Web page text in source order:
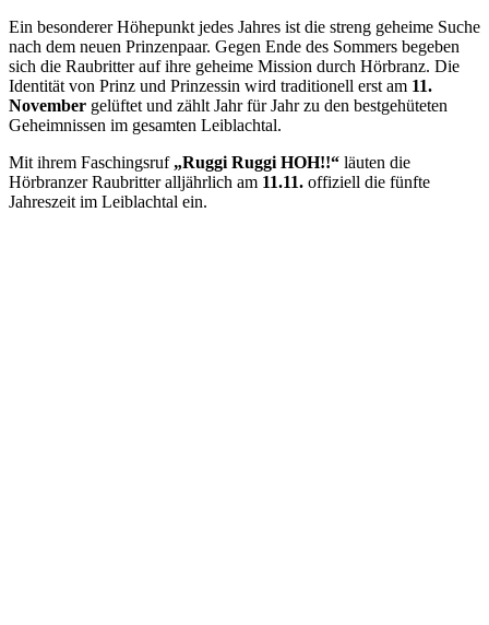
Ein besonderer Höhepunkt jedes Jahres ist die streng geheime Suche
nach dem neuen Prinzenpaar. Gegen Ende des Sommers begeben
sich die Raubritter auf ihre geheime Mission durch Hörbranz. Die
Identität von Prinz und Prinzessin wird traditionell erst am 11.
November gelüftet und zählt Jahr für Jahr zu den bestgehüteten
Geheimnissen im gesamten Leiblachtal.
Mit ihrem Faschingsruf „Ruggi Ruggi HOH!!“ läuten die
Hörbranzer Raubritter alljährlich am 11.11. offiziell die fünfte
Jahreszeit im Leiblachtal ein.